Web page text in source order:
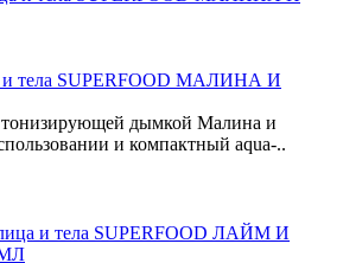
тела SUPERFOOD МАЛИНА И
тонизирующей дымкой Малина и
и компактный aqua-..